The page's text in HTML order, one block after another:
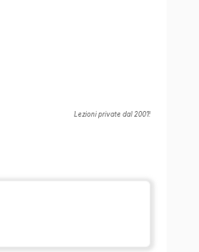
Lezioni private dal 2001!